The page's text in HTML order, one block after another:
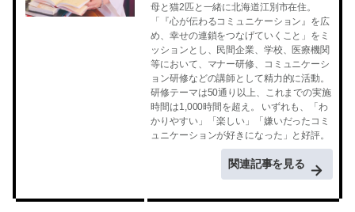
母と猫2匹と一緒に北海道江別市在住。
「『心が伝わるコミュニケーション』を広
め、幸せの連鎖をつなげていくこと」をミ
ッションとし、民間企業、学校、医療機関
等において、マナー研修、コミュニケーシ
ョン研修などの講師として精力的に活動。
研修テーマは50通り以上、これまでの実施
時間は1,000時間を超え。 いずれも、「わ
かりやすい」「楽しい」「嫌いだったコミ
ュニケーションが好きになった」と好評。
関連記事を見る